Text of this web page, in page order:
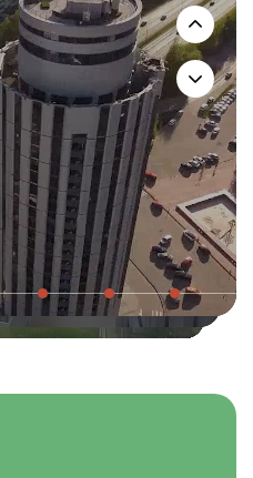
С
ЗА РУБЕЖ!